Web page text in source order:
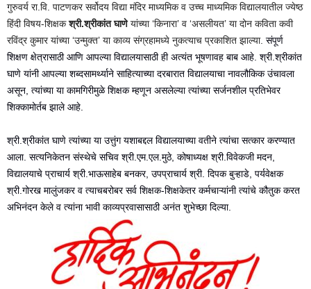
गुरुवर्य रा.वि. पाटणकर सर्वोदय विद्या मंदिर माध्यमिक व उच्च माध्यमिक विद्यालयातील ज्येष्ठ
हिंदी विषय-शिक्षकश्री.श्रीकांत घाणेयांच्या ‘किनारा’ व ‘असलीयत’ या दोन कविता कवी
रविंद्र कुमार यांच्या ‘उन्मुक्त’ या काव्य संग्रहामध्ये नुकत्याच प्रकाशित झाल्या. संपूर्ण
शिक्षण क्षेत्रासाठी आणि आपल्या विद्यालयासाठी ही अत्यंत भूषणावह बाब आहे. श्री.श्रीकांत
घाणे यांनी आपल्या शब्दसामर्थ्याने साहित्याच्या दरबारात विद्यालयाचा नावलौकिक उंचावला
असून, त्यांच्या या कामगिरीमुळे शिक्षक म्हणून असलेल्या त्यांच्या सर्जनशील प्रतिभेवर
शिक्कामोर्तब झाले आहे.
श्री.श्रीकांत घाणे त्यांच्या या उत्तुंग यशाबद्दल विद्यालयाच्या वतीने त्यांचा सत्कार करण्यात
आला. सत्यनिकेतन संस्थेचे सचिव श्री.एम.एल.मुठे, कोषाध्यक्ष श्री.विवेकजी मदन,
विद्यालयाचे प्राचार्य श्री.भाऊसाहेब बनकर, उपप्राचार्य श्री. दिपक बुऱ्हाडे, पर्यवेक्षक
श्री.गोरख मालुंजकर व त्याचबरोबर सर्व शिक्षक-शिक्षकेतर कर्मचाऱ्यांनी त्यांचे कौतुक करत
अभिनंदन केले व त्यांनाभावी काव्यप्रवासासाठी अनंत शुभेच्छा दिल्या.